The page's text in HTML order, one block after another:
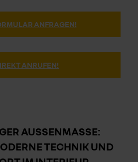
ANFRAGEN!
ANRUFEN!
AUSSENMASSE: VI
TECHNIK UND HO